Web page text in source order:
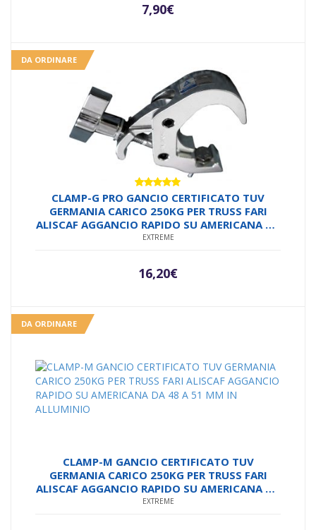
7,90€
DA ORDINARE
Valutato
5.00su 5
CLAMP-G PRO GANCIO CERTIFICATO TUV
GERMANIA CARICO 250KG PER TRUSS FARI
ALISCAF AGGANCIO RAPIDO SU AMERICANA DA
48 A 51 MM IN ALLUMINIO
EXTREME
16,20€
DA ORDINARE
CLAMP-M GANCIO CERTIFICATO TUV
GERMANIA CARICO 250KG PER TRUSS FARI
ALISCAF AGGANCIO RAPIDO SU AMERICANA DA
48 A 51 MM IN ALLUMINIO
EXTREME